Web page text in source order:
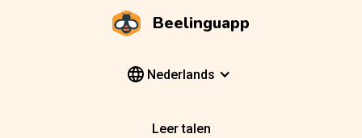
Beelinguapp
Nederlands
Leer talen